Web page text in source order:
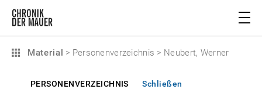
Material > Personenverzeichnis > Neubert, Werner
PERSONENVERZEICHNIS Schließen